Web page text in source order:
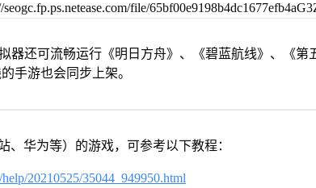
器还可流畅运行《明日方舟》、《碧蓝航线》、《第
手游也会同步上架。
、华为等）的游戏，可参考以下教程：
20210525/35044_949950.html